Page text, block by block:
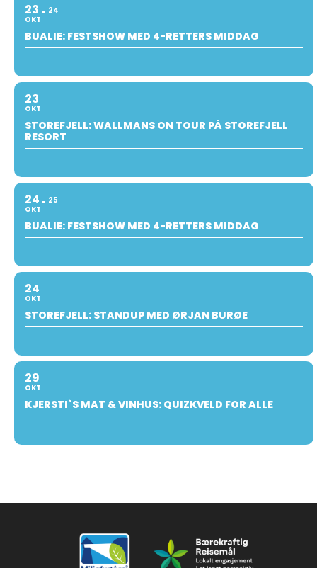
23
OKT
24
BUALIE: FESTSHOW MED 4-RETTERS MIDDAG
23
OKT
STOREFJELL: WALLMANS ON TOUR PÅ STOREFJELL
RESORT
24
OKT
25
BUALIE: FESTSHOW MED 4-RETTERS MIDDAG
24
OKT
STOREFJELL: STANDUP MED ØRJAN BURØE
29
OKT
KJERSTI`S MAT & VINHUS: QUIZKVELD FOR ALLE